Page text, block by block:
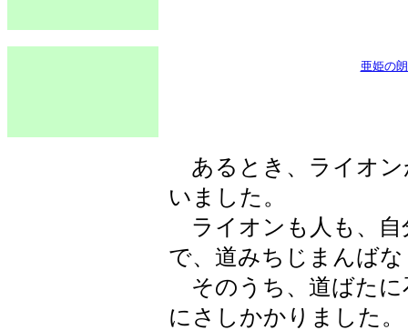
亜姫の
あるとき、ライオン
いました。
ライオンも人も、自
で、道みちじまんば
そのうち、道ばたに
にさしかかりました。